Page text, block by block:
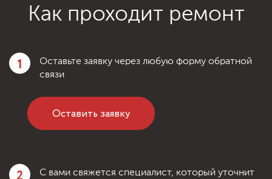
Как проходит ремонт
1
Оставьте заявку через любую форму обратной
связи
Оставить заявку
С вами свяжется специалист, который уточнит